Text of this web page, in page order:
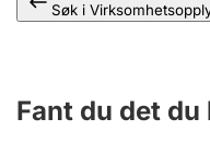
Søk i
Fant du det